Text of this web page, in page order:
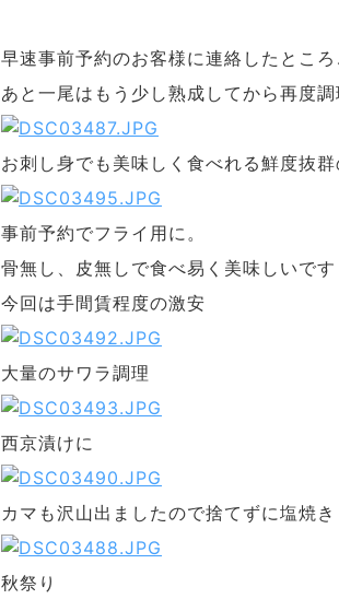
早速事前予約のお客様に連絡したとこ
あと一尾はもう少し熟成してから再度調
お刺し身でも美味しく食べれる鮮度抜
事前予約でフライ用に。
骨無し、皮無しで食べ易く美味しいです
今回は手間賃程度の激安
大量のサワラ調理
西京漬けに
カマも沢山出ましたので捨てずに塩焼き
秋祭り